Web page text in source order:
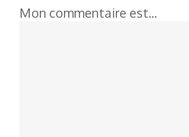
Mon commentaire est...